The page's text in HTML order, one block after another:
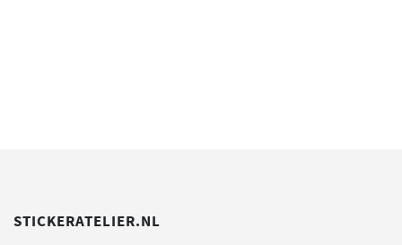
STICKERATELIER.NL